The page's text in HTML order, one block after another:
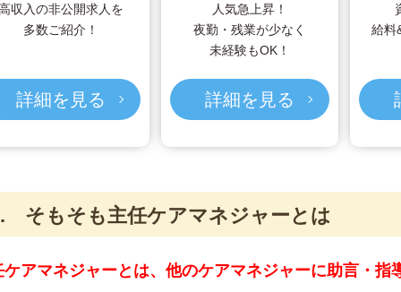
収入の非公開求人を
多数ご紹介！
詳細を見る
人気急上昇！
夜勤・残業が少なく
未経験もOK！
詳細を見る
給料
そもそも主任ケアマネジャーとは
ケアマネジャーとは、他のケアマネジャーに助言・指